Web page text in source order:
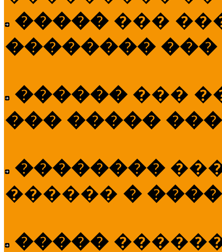
����� ���
�������� ���
������ ���
��� �����
��������
������ �
�����